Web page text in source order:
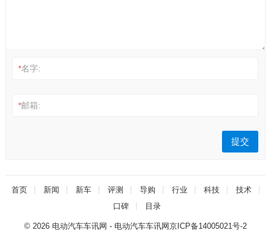
*名字:
*邮箱:
首页 新闻 新车 评测 导购 行业 科技
技术
口碑
目录
© 2026 电动汽车车讯网 - 电动汽车车讯网京ICP备14005021号-2